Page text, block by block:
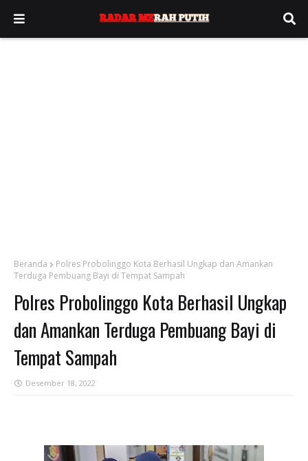
Beranda
Polres Probolinggo Kota Berhasil Ungkap dan Amankan
Terduga Pembuang Bayi di Tempat Sampah
Polres Probolinggo Kota Berhasil Ungkap
dan Amankan Terduga Pembuang Bayi di
Tempat Sampah
Desember 18, 2022